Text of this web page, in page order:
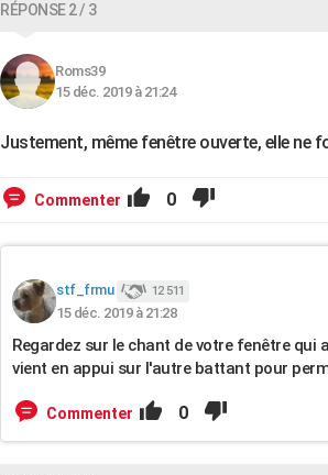
RÉPONSE 2 / 3
Roms39
15 déc. 2019 à 21:24
Justement, même fenêtre ouverte, elle ne
Commenter 0
stf_frmu 12 511
15 déc. 2019 à 21:28
Regardez sur le chant de votre fenêtre
vient en appui sur l'autre battant pour
Commenter 0